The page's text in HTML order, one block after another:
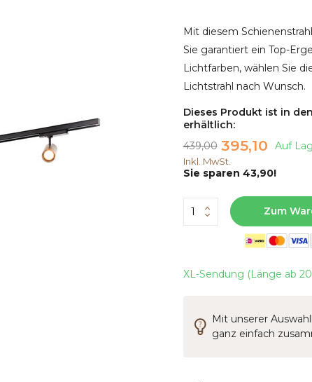
Mit diesem
Sie garantiert ein Top-
Lichtfarben, wählen Sie
Lichtstrahl nach Wunsch.
Dieses Produkt ist in
erhältlich:
439,00 395,10 Auf
Inkl. MwSt.
Sie sparen 43,90!
Zum
XL-Sendung (Länge ab
Mit unserer
ganz einfach